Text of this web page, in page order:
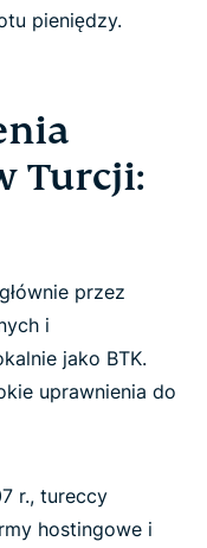
pieniędzy.
Turcji:
przez
i
jako BTK.
uprawnienia do
r., tureccy
hostingowe i